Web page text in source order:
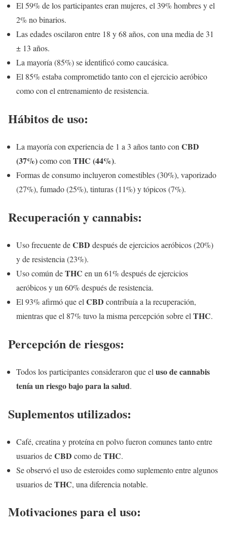
El 59% de los participantes eran mujeres, el 39% hombres y el
2% no binarios.
Las edades oscilaron entre 18 y 68 años, con una media de 31
± 13 años.
La mayoría (85%) se identificó como caucásica.
El 85% estaba comprometido tanto con el ejercicio aeróbico
como con el entrenamiento de resistencia.
Hábitos de uso:
La mayoría con experiencia de 1 a 3 años tanto con CBD
(37%)como con THC (44%).
Formas de consumo incluyeron comestibles (30%), vaporizado
(27%), fumado (25%), tinturas (11%) y tópicos (7%).
Recuperación y cannabis:
Uso frecuente deCBD después de ejercicios aeróbicos (20%)
y de resistencia (23%).
Uso común deTHC en un 61% después de ejercicios
aeróbicos y un 60% después de resistencia.
El 93% afirmó que el CBD contribuía a la recuperación,
mientras que el 87% tuvo la misma percepción sobre el THC.
Percepción de riesgos:
Todos los participantes consideraron que el uso de cannabis
tenía un riesgo bajo para la salud.
Suplementos utilizados:
Café, creatina y proteína en polvo fueron comunes tanto entre
usuarios deCBD como deTHC.
Se observó el uso de esteroides como suplemento entre algunos
usuarios deTHC, una diferencia notable.
Motivaciones para el uso: